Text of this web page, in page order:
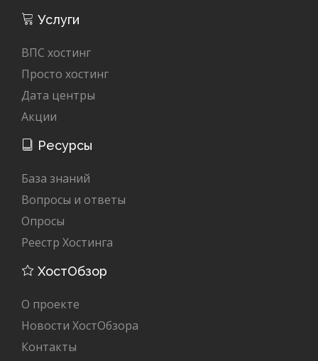
Услуги
ВПС хостинг
Просто хостинг
Дата центры
Акции
Ресурсы
База знаний
Вопросы и ответы
Опросы
Реестр Хостинга
ХостОбзор
О проекте
Новости ХостОбзора
Контакты